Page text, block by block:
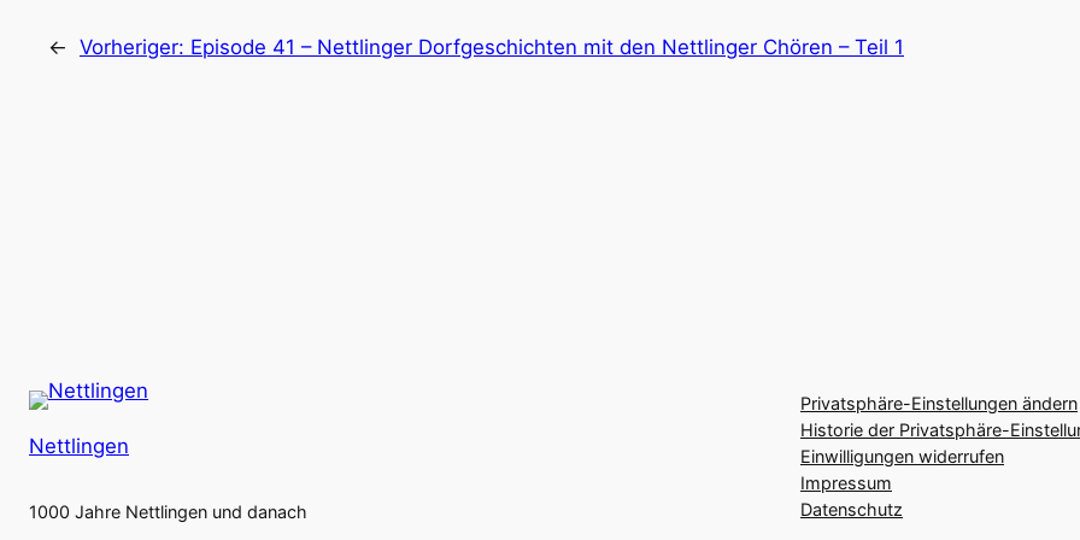
← Vorheriger: Episode 41 – Nettlinger Dorfgeschichten mit den Nettlinger Chören – Teil 1
Nettlingen
1000 Jahre Nettlingen und danach
Privatsphäre-Einstellungen ändern
Historie der Privatsphäre-
Einwilligungen widerrufen
Impressum
Datenschutz